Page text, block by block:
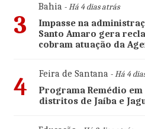
3
Bahia- Há 4 dias atrás
Impasse na
Santo Amaro gera
cobram atuação da
4 Feira de Santana- Há 4
Programa Remédio em
distritos de Jaíba e